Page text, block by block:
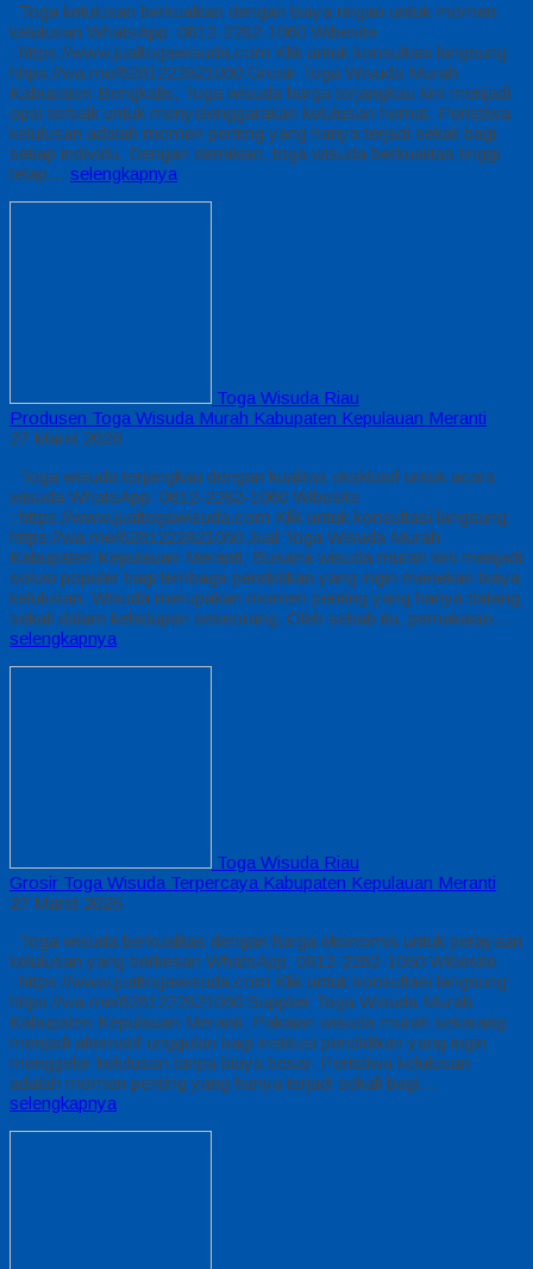
Toga kelulusan berkualitas dengan biaya ringan untuk momen
kelulusan WhatsApp: 0812-2282-1060 Wibesite
: https://www.jualtogawisuda.com Klik untuk konsultasi langsung:
https://wa.me/6281222821060 Grosir Toga Wisuda Murah
Kabupaten Bengkalis, Toga wisuda harga terjangkau kini menjadi
opsi terbaik untuk menyelenggarakan kelulusan hemat. Peristiwa
kelulusan adalah momen penting yang hanya terjadi sekali bagi
setiap individu. Dengan demikian, toga wisuda berkualitas tinggi
tetap… selengkapnya
Toga Wisuda Riau
Produsen Toga Wisuda Murah Kabupaten Kepulauan Meranti
27 Maret 2026
Toga wisuda terjangkau dengan kualitas eksklusif untuk acara
wisuda WhatsApp: 0812-2282-1060 Wibesite
: https://www.jualtogawisuda.com Klik untuk konsultasi langsung:
https://wa.me/6281222821060 Jual Toga Wisuda Murah
Kabupaten Kepulauan Meranti, Busana wisuda murah kini menjadi
solusi populer bagi lembaga pendidikan yang ingin menekan biaya
kelulusan. Wisuda merupakan momen penting yang hanya datang
sekali dalam kehidupan seseorang. Oleh sebab itu, pemakaian…
selengkapnya
Toga Wisuda Riau
Grosir Toga Wisuda Terpercaya Kabupaten Kepulauan Meranti
27 Maret 2026
Toga wisuda berkualitas dengan harga ekonomis untuk perayaan
kelulusan yang berkesan WhatsApp: 0812-2282-1060 Wibesite
: https://www.jualtogawisuda.com Klik untuk konsultasi langsung:
https://wa.me/6281222821060 Supplier Toga Wisuda Murah
Kabupaten Kepulauan Meranti, Pakaian wisuda murah sekarang
menjadi alternatif unggulan bagi institusi pendidikan yang ingin
menggelar kelulusan tanpa biaya besar. Peristiwa kelulusan
adalah momen penting yang hanya terjadi sekali bagi…
selengkapnya